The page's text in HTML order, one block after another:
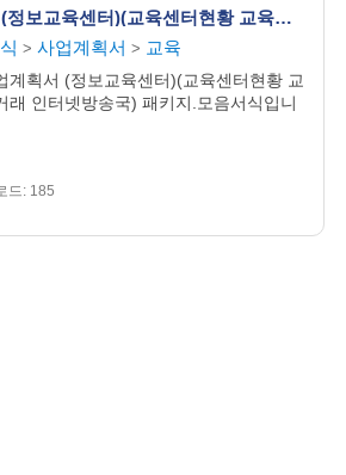
사업계획서 (정보교육센터)(교육센터현황 교육과정 전자상거래 인터넷방송국)
> 사업계획서 > 교육
계획서 (정보교육센터)(교육센터현황 교
래 인터넷방송국) 패키지.모음서식입니
드: 185